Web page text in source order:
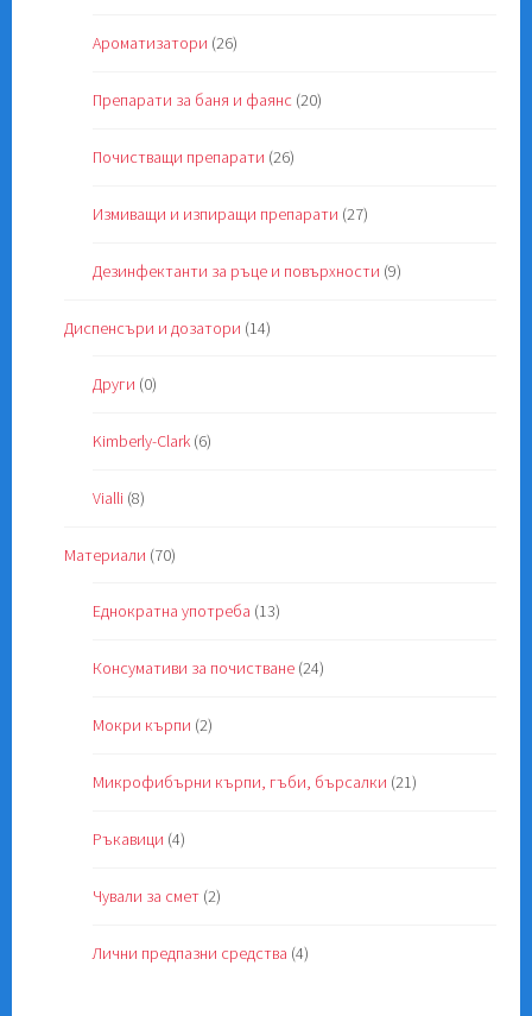
Ароматизатори (26)
Препарати за баня и фаянс (20)
Почистващи препарати (26)
Измиващи и изпиращи препарати (27)
Дезинфектанти за ръце и повърхности (9)
Диспенсъри и дозатори (14)
Други (0)
Kimberly-Clark (6)
Vialli (8)
Материали (70)
Еднократна употреба (13)
Консумативи за почистване (24)
Мокри кърпи (2)
Микрофибърни кърпи, гъби, бърсалки (21)
Ръкавици (4)
Чували за смет (2)
Лични предпазни средства (4)